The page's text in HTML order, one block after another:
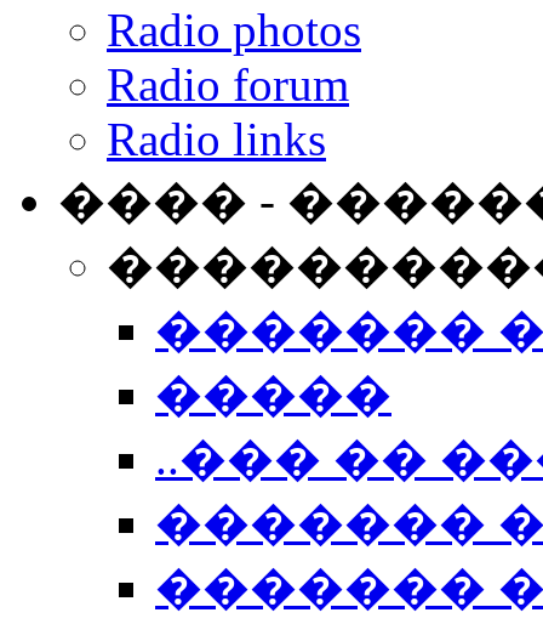
Radio photos
Radio forum
Radio links
���� -
�������
�����
..��� ��
�������
�������